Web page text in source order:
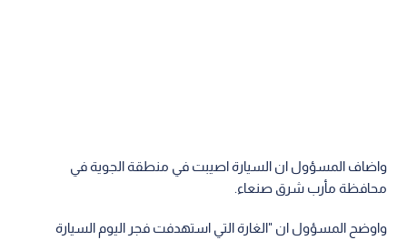
واضاف المسؤول ان السيارة اصيبت في منطقة الجوية في
محافظة مأرب شرق صنعاء.
واوضح المسؤول ان "الغارة التي استهدفت فجر اليوم السيارة